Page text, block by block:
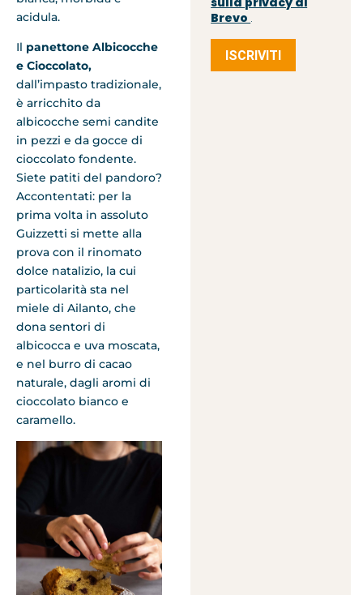
acidula.
Il panettone Albicocche
e Cioccolato,
dall’impasto tradizionale,
è arricchito da
albicocche semi candite
in pezzi e da gocce di
cioccolato fondente.
Siete patiti del pandoro?
Accontentati: per la
prima volta in assoluto
Guizzetti si mette alla
prova con il rinomato
dolce natalizio, la cui
particolarità sta nel
miele di Ailanto, che
dona sentori di
albicocca e uva moscata,
e nel burro di cacao
naturale, dagli aromi di
cioccolato bianco e
caramello.
Brevo .
ISCRIVITI